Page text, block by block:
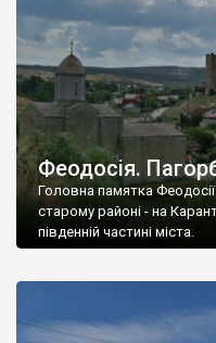
Феодосія.
Головна памятка
старому районі - на
південній частині міста.